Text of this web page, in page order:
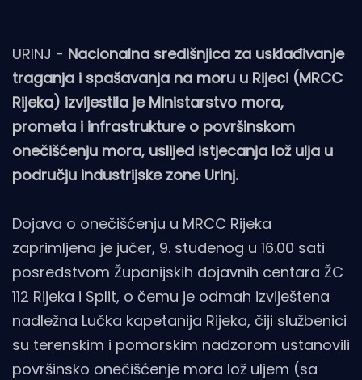
URINJ - Nacionalna središnjica za usklađivanje
traganja i spašavanja na moru u Rijeci (MRCC
Rijeka) izvijestila je Ministarstvo mora,
prometa i infrastrukture o površinskom
onečišćenju mora, uslijed istjecanja lož ulja u
području industrijske zone Urinj.
Dojava o onečišćenju u MRCC Rijeka
zaprimljena je jučer, 9. studenog u 16.00 sati
posredstvom Županijskih dojavnih centara ŽC
112 Rijeka i Split, o čemu je odmah izviještena
nadležna Lučka kapetanija Rijeka, čiji službenici
su terenskim i pomorskim nadzorom ustanovili
površinsko onečišćenje mora lož uljem (sa